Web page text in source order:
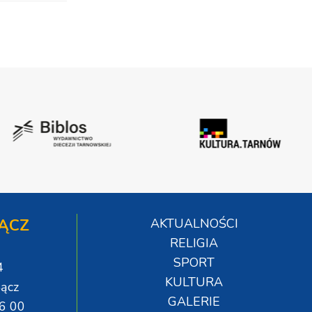
00
AKTUALNOŚCI
RELIGIA
SPORT
KULTURA
GALERIE